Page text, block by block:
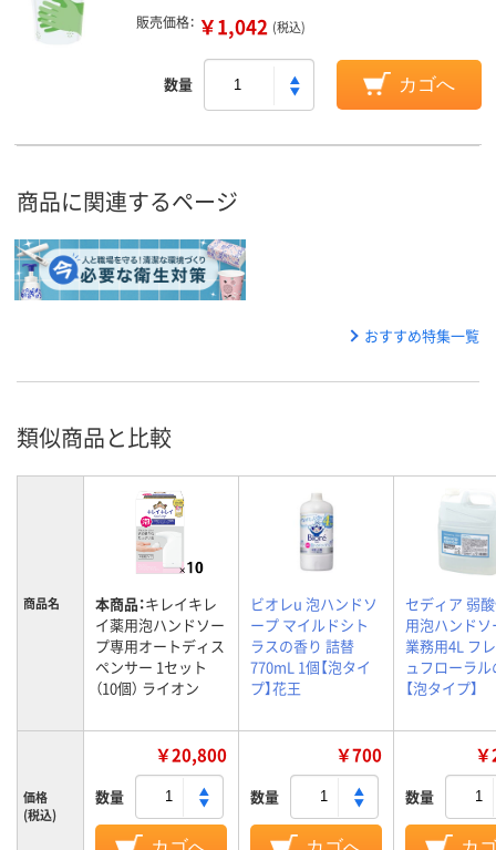
販売価格： ￥1,042 (税込)
数量 カゴへ
商品に関連するページ
おすすめ特集一覧
類似商品と比較
商品名 本商品：キレイキレ
イ薬用泡ハンドソー
プ専用オートディス
ペンサー 1セット
（10個） ライオン
ビオレu 泡ハンドソ
ープ マイルドシト
ラスの香り 詰替
770mL 1個【泡タイ
プ】花王
セディア 弱
用泡ハンドソ
業務用4L フ
ュフローラ
【泡タイプ】
価格
(税込)
￥20,800
数量
￥700
数量 数量